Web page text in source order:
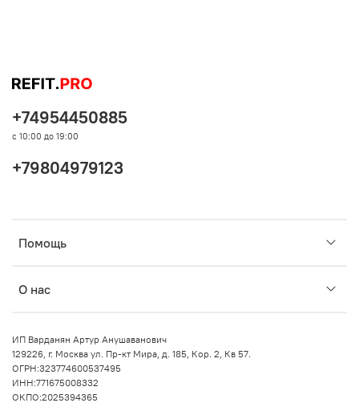
Помощь
О нас
+74954450885
с 10:00 до 19:00
+79804979123
ИП Варданян Артур Анушаванович
129226, г. Москва ул. Пр-кт Мира, д. 185, Кор. 2, Кв 57.
ОГРН:323774600537495
ИНН:771675008332
ОКПО:2025394365